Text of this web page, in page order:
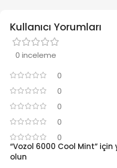
Kullanıcı Yorumları
0 inceleme
0
0
0
0
0
“Vozol 6000 Cool Mint”
olun